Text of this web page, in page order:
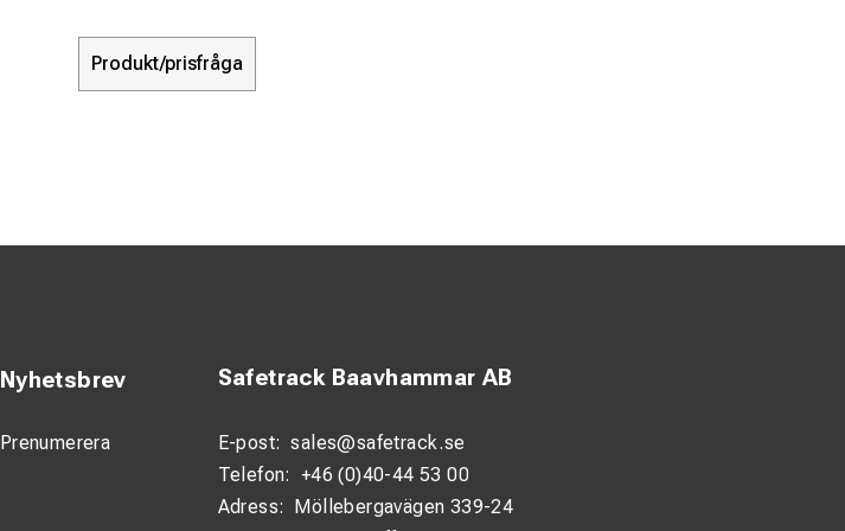
Produkt/prisfråga
Nyhetsbrev
Prenumerera
Safetrack Baavhammar AB
E-post: sales@safetrack.se
Telefon: +46 (0)40-44 53 00
Adress: Möllebergavägen 339-24